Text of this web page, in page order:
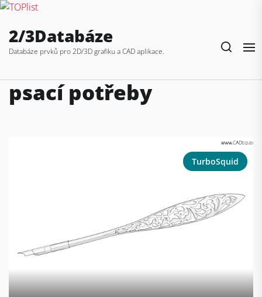
the
2/3Databáze
Databáze prvků pro 2D/3D grafiku a CAD aplikace.
psací potřeby
TurboSquid